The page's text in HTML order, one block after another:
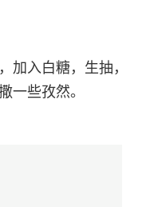
加入白糖，生抽，
一些孜然。